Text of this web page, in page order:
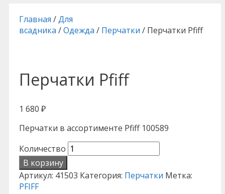
Главная /Для
всадника /Одежда / Перчатки / Перчатки Pfiff
Перчатки Pfiff
1 680 ₽
Перчатки в ассортименте Pfiff 100589
Количество
В корзину
Артикул: 41503 Категория: Перчатки Метка:
PFIFF